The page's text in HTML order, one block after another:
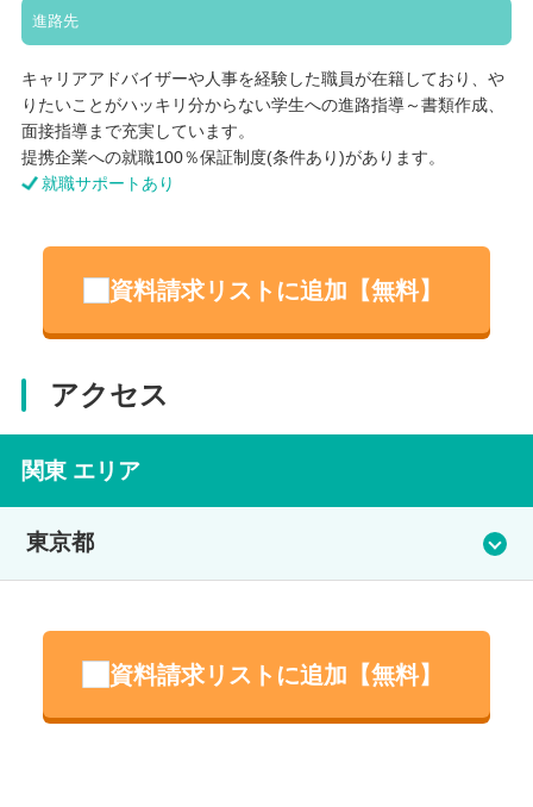
進路先
キャリアアドバイザーや人事を経験した職員が在籍しており、や
りたいことがハッキリ分からない学生への進路指導～書類作成、
面接指導まで充実しています。
提携企業への就職100％保証制度(条件あり)があります。
就職サポートあり
資料請求リストに追加【無料】
アクセス
関東 エリア
東京都
資料請求リストに追加【無料】